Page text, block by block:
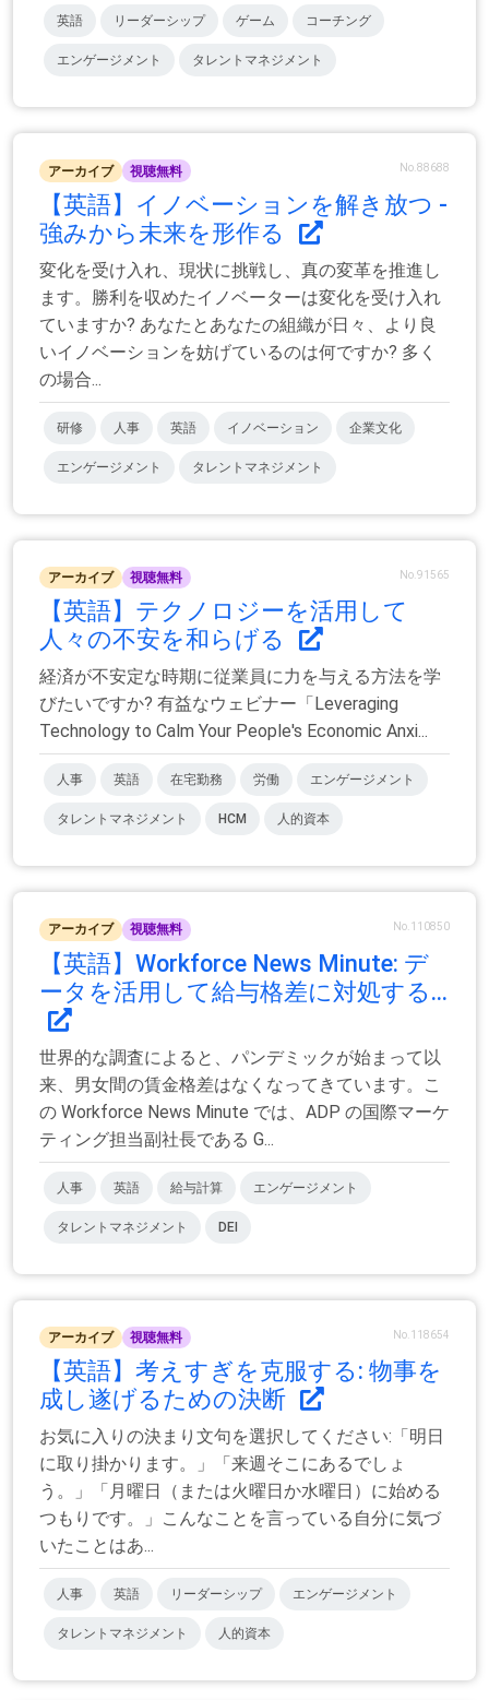
英語 リーダーシップ ゲーム コーチング
エンゲージメント タレントマネジメント
アーカイブ 視聴無料 No.88688
【英語】イノベーションを解き放つ -
強みから未来を形作る
変化を受け入れ、現状に挑戦し、真の変革を推進し
ます。勝利を収めたイノベーターは変化を受け入れ
ていますか? あなたとあなたの組織が日々、より良
いイノベーションを妨げているのは何ですか? 多く
の場合...
研修 人事 英語 イノベーション 企業文化
エンゲージメント タレントマネジメント
アーカイブ 視聴無料 No.91565
【英語】テクノロジーを活用して
人々の不安を和らげる
経済が不安定な時期に従業員に力を与える方法を学
びたいですか? 有益なウェビナー「Leveraging
Technology to Calm Your People's Economic Anxi...
人事 英語 在宅勤務 労働 エンゲージメント
タレントマネジメント HCM 人的資本
アーカイブ 視聴無料 No.110850
【英語】Workforce News Minute: デ
ータを活用して給与格差に対処する...
世界的な調査によると、パンデミックが始まって以
来、男女間の賃金格差はなくなってきています。こ
の Workforce News Minute では、ADP の国際マーケ
ティング担当副社長である G...
人事 英語 給与計算 エンゲージメント
タレントマネジメント DEI
アーカイブ 視聴無料 No.118654
【英語】考えすぎを克服する: 物事を
成し遂げるための決断
お気に入りの決まり文句を選択してください:「明日
に取り掛かります。」「来週そこにあるでしょ
う。」「月曜日（または火曜日か水曜日）に始める
つもりです。」こんなことを言っている自分に気づ
いたことはあ...
人事 英語 リーダーシップ エンゲージメント
タレントマネジメント 人的資本